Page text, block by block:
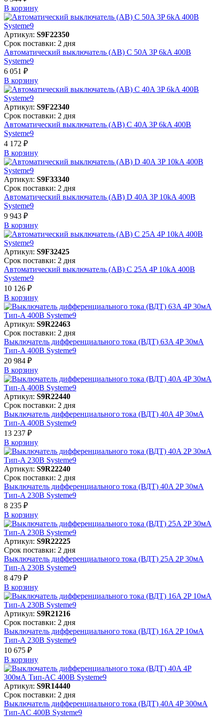
В корзинy
Артикул: S9F22350
Срок поставки: 2 дня
Автоматический выключатель (АВ) C 50A 3P 6kA 400В
Systeme9
6 051 ₽
В корзинy
Артикул: S9F22340
Срок поставки: 2 дня
Автоматический выключатель (АВ) C 40A 3P 6kA 400В
Systeme9
4 172 ₽
В корзинy
Артикул: S9F33340
Срок поставки: 2 дня
Автоматический выключатель (АВ) D 40A 3P 10kA 400В
Systeme9
9 943 ₽
В корзинy
Артикул: S9F32425
Срок поставки: 2 дня
Автоматический выключатель (АВ) C 25A 4P 10kA 400В
Systeme9
10 126 ₽
В корзинy
Артикул: S9R22463
Срок поставки: 2 дня
Выключатель дифференциального тока (ВДТ) 63A 4P 30мА
Тип-A 400В Systeme9
20 984 ₽
В корзинy
Артикул: S9R22440
Срок поставки: 2 дня
Выключатель дифференциального тока (ВДТ) 40A 4P 30мА
Тип-A 400В Systeme9
13 237 ₽
В корзинy
Артикул: S9R22240
Срок поставки: 2 дня
Выключатель дифференциального тока (ВДТ) 40A 2P 30мА
Тип-A 230В Systeme9
8 235 ₽
В корзинy
Артикул: S9R22225
Срок поставки: 2 дня
Выключатель дифференциального тока (ВДТ) 25A 2P 30мА
Тип-A 230В Systeme9
8 479 ₽
В корзинy
Артикул: S9R21216
Срок поставки: 2 дня
Выключатель дифференциального тока (ВДТ) 16A 2P 10мА
Тип-A 230В Systeme9
10 675 ₽
В корзинy
Артикул: S9R14440
Срок поставки: 2 дня
Выключатель дифференциального тока (ВДТ) 40A 4P 300мА
Тип-AC 400В Systeme9